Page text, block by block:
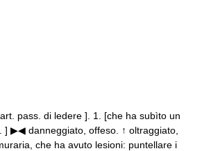
pass. di ledere ]. 1. [che ha subìto un
] ▶◀ danneggiato, offeso. ↑ oltraggiato,
che ha avuto lesioni: puntellare i